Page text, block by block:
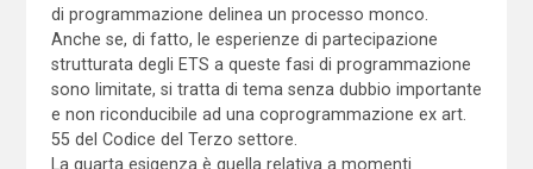
di programmazione delinea un processo monco.
Anche se, di fatto, le esperienze di partecipazione
strutturata degli ETS a queste fasi di programmazione
sono limitate, si tratta di tema senza dubbio importante
e non riconducibile ad una coprogrammazione ex art.
55 del Codice del Terzo settore.
La quarta esigenza è quella relativa a momenti